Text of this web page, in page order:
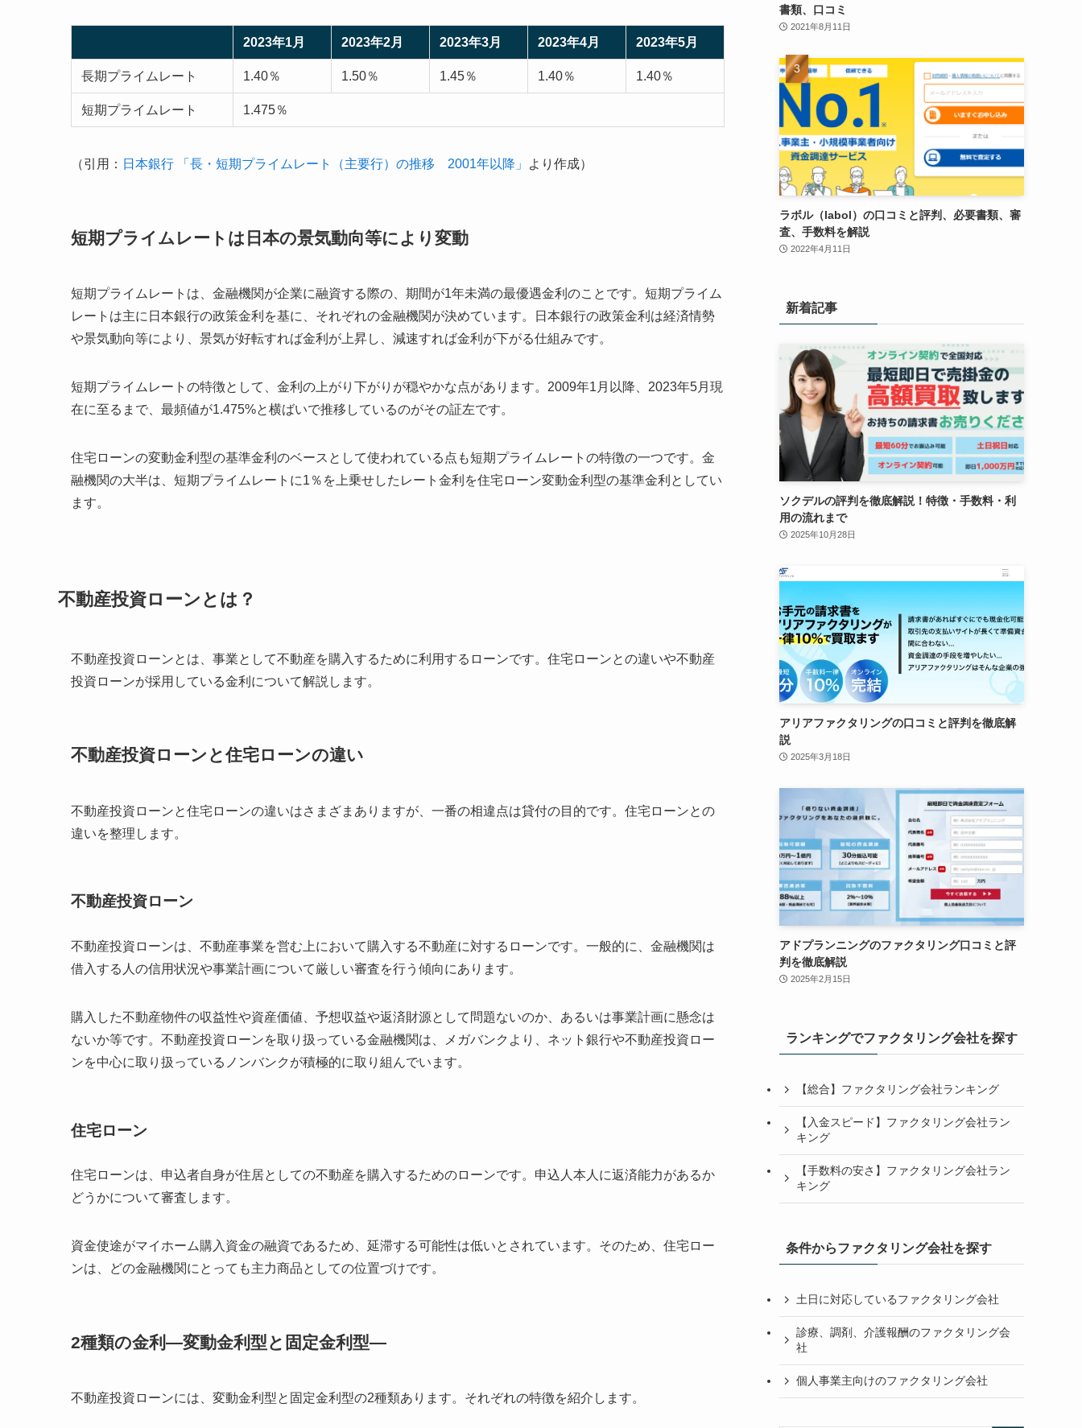
2023年1月 2023年2月 2023年3月 2023年4月 2023年5月
長期プライムレート 1.40％ 1.50％ 1.45％ 1.40％ 1.40％
短期プライムレート 1.475％
（引用： 日本銀行 「長・短期プライムレート（主要行）の推移 2001年以降」 より作成）
短期プライムレートは日本の景気動向等により変動
短期プライムレートは、金融機関が企業に融資する際の、期間が1年未満の最優遇金利のことです。短期プライム
レートは主に日本銀行の政策金利を基に、それぞれの金融機関が決めています。日本銀行の政策金利は経済情勢
や景気動向等により、景気が好転すれば金利が上昇し、減速すれば金利が下がる仕組みです。
短期プライムレートの特徴として、金利の上がり下がりが穏やかな点があります。2009年1月以降、2023年5月現
在に至るまで、最頻値が1.475%と横ばいで推移しているのがその証左です。
住宅ローンの変動金利型の基準金利のベースとして使われている点も短期プライムレートの特徴の一つです。金
融機関の大半は、短期プライムレートに1％を上乗せしたレート金利を住宅ローン変動金利型の基準金利としてい
ます。
不動産投資ローンとは？
不動産投資ローンとは、事業として不動産を購入するために利用するローンです。住宅ローンとの違いや不動産
投資ローンが採用している金利について解説します。
不動産投資ローンと住宅ローンの違い
不動産投資ローンと住宅ローンの違いはさまざまありますが、一番の相違点は貸付の目的です。住宅ローンとの
違いを整理します。
不動産投資ローン
不動産投資ローンは、不動産事業を営む上において購入する不動産に対するローンです。一般的に、金融機関は
借入する人の信用状況や事業計画について厳しい審査を行う傾向にあります。
購入した不動産物件の収益性や資産価値、予想収益や返済財源として問題ないのか、あるいは事業計画に懸念は
ないか等です。不動産投資ローンを取り扱っている金融機関は、メガバンクより、ネット銀行や不動産投資ロー
ンを中心に取り扱っているノンバンクが積極的に取り組んでいます。
住宅ローン
住宅ローンは、申込者自身が住居としての不動産を購入するためのローンです。申込人本人に返済能力があるか
どうかについて審査します。
資金使途がマイホーム購入資金の融資であるため、延滞する可能性は低いとされています。そのため、住宅ロー
ンは、どの金融機関にとっても主力商品としての位置づけです。
2種類の金利―変動金利型と固定金利型―
不動産投資ローンには、変動金利型と固定金利型の2種類あります。それぞれの特徴を紹介します。
書類、口コミ
2021年8月11日
ラボル（labol）の口コミと評判、必要書類、審
査、手数料を解説
2022年4月11日
新着記事
ソクデルの評判を徹底解説！特徴・手数料・利
用の流れまで
2025年10月28日
アリアファクタリングの口コミと評判を徹底解
説
2025年3月18日
アドプランニングのファクタリング口コミと評
判を徹底解説
2025年2月15日
ランキングでファクタリング会社を探す
【総合】ファクタリング会社ランキング
【入金スピード】ファクタリング会社ラン
キング
【手数料の安さ】ファクタリング会社ラン
キング
条件からファクタリング会社を探す
土日に対応しているファクタリング会社
診療、調剤、介護報酬のファクタリング会
社
個人事業主向けのファクタリング会社